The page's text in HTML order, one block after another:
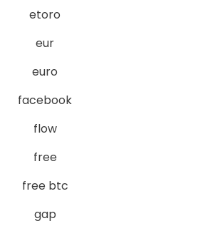
etoro
eur
euro
facebook
flow
free
free btc
gap